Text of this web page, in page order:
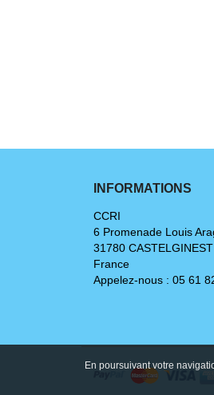
INFORMATIONS
CCRI
6 Promenade Louis
31780 CASTELGINEST
France
Appelez-nous : 05 61
En poursuivant votre